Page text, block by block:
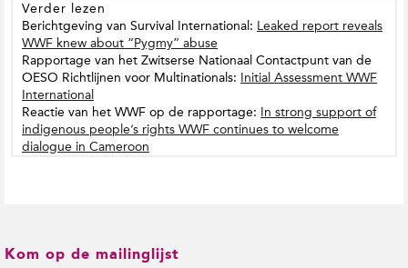
Verder lezen
Berichtgeving van Survival International: Leaked report reveals
WWF knew about “Pygmy” abuse
Rapportage van het Zwitserse Nationaal Contactpunt van de
OESO Richtlijnen voor Multinationals: Initial Assessment WWF
International
Reactie van het WWF op de rapportage: In strong support of
indigenous people’s rights WWF continues to welcome
dialogue in Cameroon
Kom op de mailinglijst